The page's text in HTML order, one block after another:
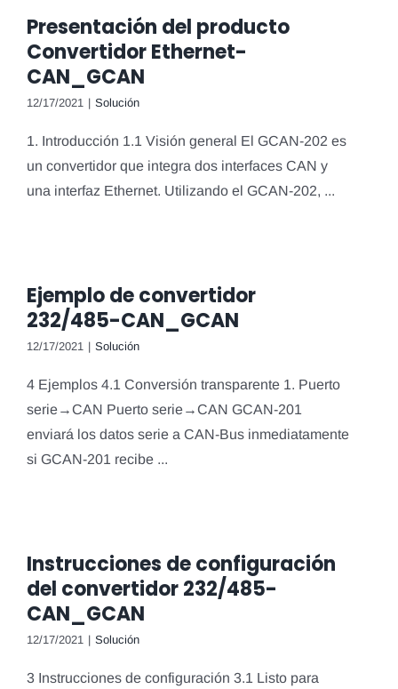
Presentación del producto
Convertidor Ethernet-
CAN_GCAN
12/17/2021 | Solución
1. Introducción 1.1 Visión general El GCAN-202 es
un convertidor que integra dos interfaces CAN y
una interfaz Ethernet. Utilizando el GCAN-202, ...
Ejemplo de convertidor
232/485-CAN_GCAN
12/17/2021 | Solución
4 Ejemplos 4.1 Conversión transparente 1. Puerto
serie→CAN Puerto serie→CAN GCAN-201
enviará los datos serie a CAN-Bus inmediatamente
si GCAN-201 recibe ...
Instrucciones de configuración
del convertidor 232/485-
CAN_GCAN
12/17/2021 | Solución
3 Instrucciones de configuración 3.1 Listo para